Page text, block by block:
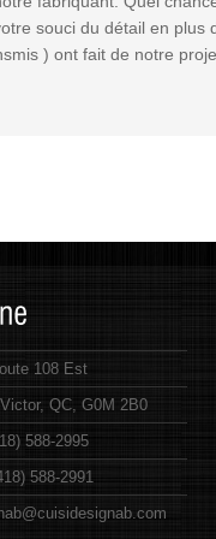
souci du détail en plus
) ont fait de notre
108 Est
QC, G0M 2B0
588-2995
588-2991